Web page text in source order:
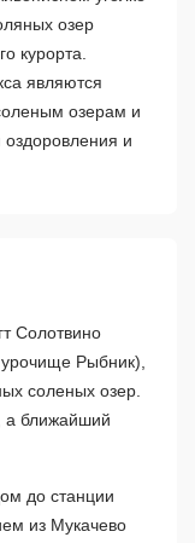
озер
курорта.
являются
озерам и
и
Солотвино
урочище Рыбник),
соленых озер.
а ближайший
до станции
из Мукачево